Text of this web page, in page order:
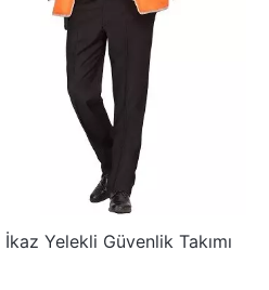
İkaz Yelekli Güvenlik Takımı